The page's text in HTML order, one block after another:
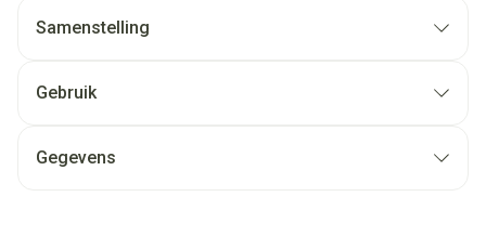
Samenstelling
Gebruik
Gegevens